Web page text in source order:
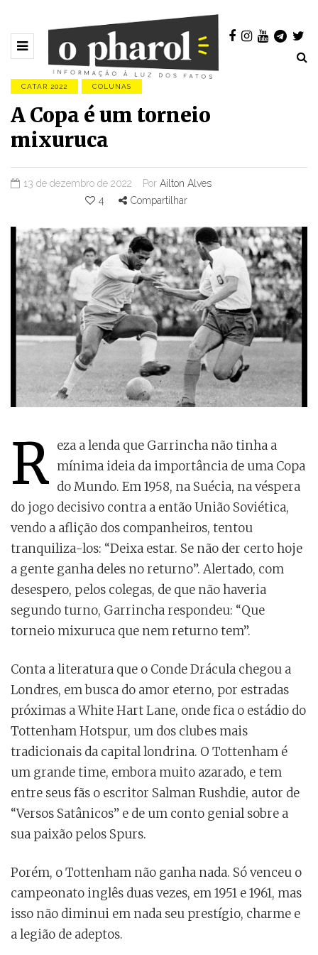
CATAR 2022 COLUNAS
A Copa é um torneio
mixuruca
13 de dezembro de 2022 Por Ailton Alves
4
Compartilhar
R eza a lenda que Garrincha não tinha a
mínima ideia da importância de uma Copa
do Mundo. Em 1958, na Suécia, na véspera
do jogo decisivo contra a então União Soviética,
vendo a aflição dos companheiros, tentou
tranquiliza-los: “Deixa estar. Se não der certo hoje
a gente ganha deles no returno”. Alertado, com
desespero, pelos colegas, de que não haveria
segundo turno, Garrincha respondeu: “Que
torneio mixuruca que nem returno tem”.
Conta a literatura que o Conde Drácula chegou a
Londres, em busca do amor eterno, por estradas
próximas a White Hart Lane, onde fica o estádio do
Tottenham Hotspur, um dos clubes mais
tradicionais da capital londrina. O Tottenham é
um grande time, embora muito azarado, e tem
entre seus fãs o escritor Salman Rushdie, autor de
“Versos Satânicos” e de um conto genial sobre a
sua paixão pelos Spurs.
Porém, o Tottenham não ganha nada. Só venceu o
campeonato inglês duas vezes, em 1951 e 1961, mas
isso não diminui em nada seu prestígio, charme e
a legião de adeptos.